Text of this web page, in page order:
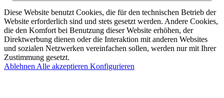
Diese Website benutzt Cookies, die für den technischen Betrieb der
Website erforderlich sind und stets gesetzt werden. Andere Cookies,
die den Komfort bei Benutzung dieser Website erhöhen, der
Direktwerbung dienen oder die Interaktion mit anderen Websites
und sozialen Netzwerken vereinfachen sollen, werden nur mit Ihrer
Zustimmung gesetzt.
Ablehnen Alle akzeptieren Konfigurieren